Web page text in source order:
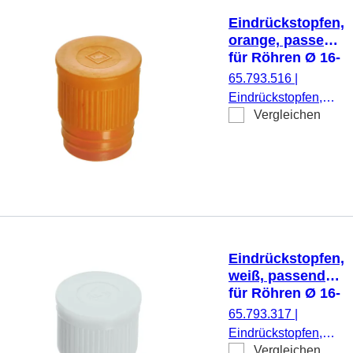
Eindrückstopfen,
orange, passend
für Röhren Ø 16-
17 mm
65.793.516
Eindrückstopfen,
orange, passend für
Vergleichen
Eindrückstopfen,
weiß, passend
für Röhren Ø 16-
17 mm
65.793.317
Eindrückstopfen,
Vergleichen